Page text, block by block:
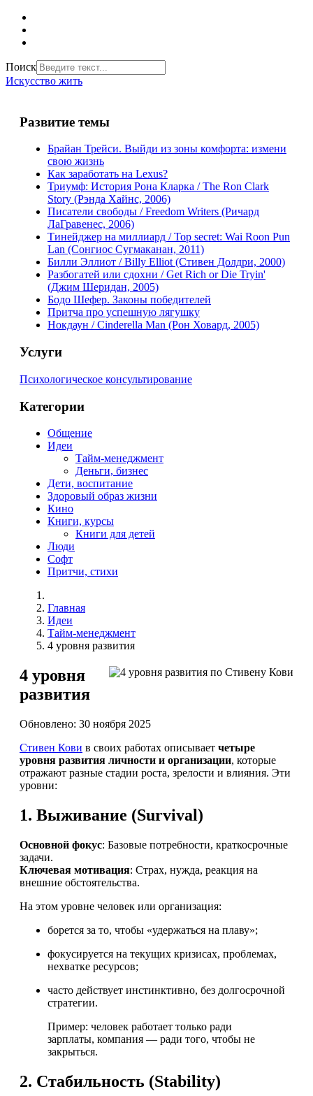
Поиск
Искусство жить
Развитие темы
Брайан Трейси. Выйди из зоны комфорта: измени
свою жизнь
Как заработать на Lexus?
Триумф: История Рона Кларка / The Ron Clark
Story (Рэнда Хайнс, 2006)
Писатели свободы / Freedom Writers (Ричард
ЛаГравенес, 2006)
Тинейджер на миллиард / Top secret: Wai Roon Pun
Lan (Сонгиос Сугмаканан, 2011)
Билли Эллиот / Billy Elliot (Стивен Долдри, 2000)
Разбогатей или сдохни / Get Rich or Die Tryin'
(Джим Шеридан, 2005)
Бодо Шефер. Законы победителей
Притча про успешную лягушку
Нокдаун / Cinderella Man (Рон Ховард, 2005)
Услуги
Психологическое консультирование
Категории
Общение
Идеи
Тайм-менеджмент
Деньги, бизнес
Дети, воспитание
Здоровый образ жизни
Кино
Книги, курсы
Книги для детей
Люди
Софт
Притчи, стихи
Главная
Идеи
Тайм-менеджмент
4 уровня развития
4 уровня
развития
Обновлено: 30 ноября 2025
Стивен Кови в своих работах описывает четыре
уровня развития личности и организации, которые
отражают разные стадии роста, зрелости и влияния. Эти
уровни:
1. Выживание (Survival)
Основной фокус: Базовые потребности, краткосрочные
задачи.
Ключевая мотивация: Страх, нужда, реакция на
внешние обстоятельства.
На этом уровне человек или организация:
борется за то, чтобы «удержаться на плаву»;
фокусируется на текущих кризисах, проблемах,
нехватке ресурсов;
часто действует инстинктивно, без долгосрочной
стратегии.
Пример: человек работает только ради
зарплаты, компания — ради того, чтобы не
закрыться.
2. Стабильность (Stability)